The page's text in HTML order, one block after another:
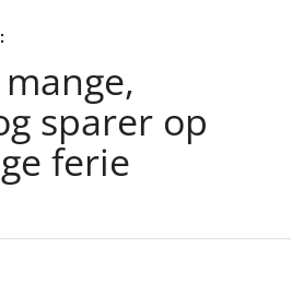
sparer op
ferie